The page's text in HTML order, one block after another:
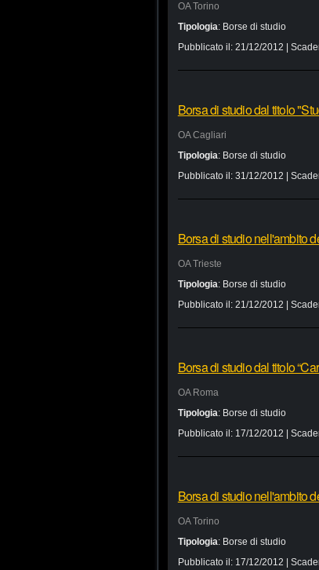
OA Torino
Tipologia: Borse di studio
Pubblicato il: 21/12/2012 |
Borsa di studio dal titolo
OA Cagliari
Tipologia: Borse di studio
Pubblicato il: 31/12/2012 |
Borsa di studio nell'ambito
OA Trieste
Tipologia: Borse di studio
Pubblicato il: 21/12/2012 |
Borsa di studio dal titolo
OA Roma
Tipologia: Borse di studio
Pubblicato il: 17/12/2012 |
Borsa di studio nell'ambito
OA Torino
Tipologia: Borse di studio
Pubblicato il: 17/12/2012 |